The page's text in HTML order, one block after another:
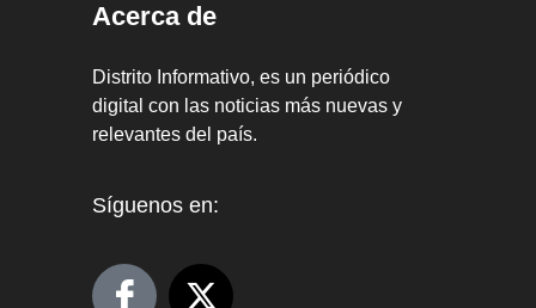
Acerca de
Distrito Informativo, es un periódico
digital con las noticias más nuevas y
relevantes del país.
Síguenos en: